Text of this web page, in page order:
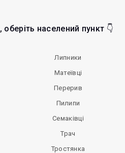
, оберіть населений пункт 👇
Липники
Матеївці
Перерив
Пилипи
Семаківці
Трач
Тростянка